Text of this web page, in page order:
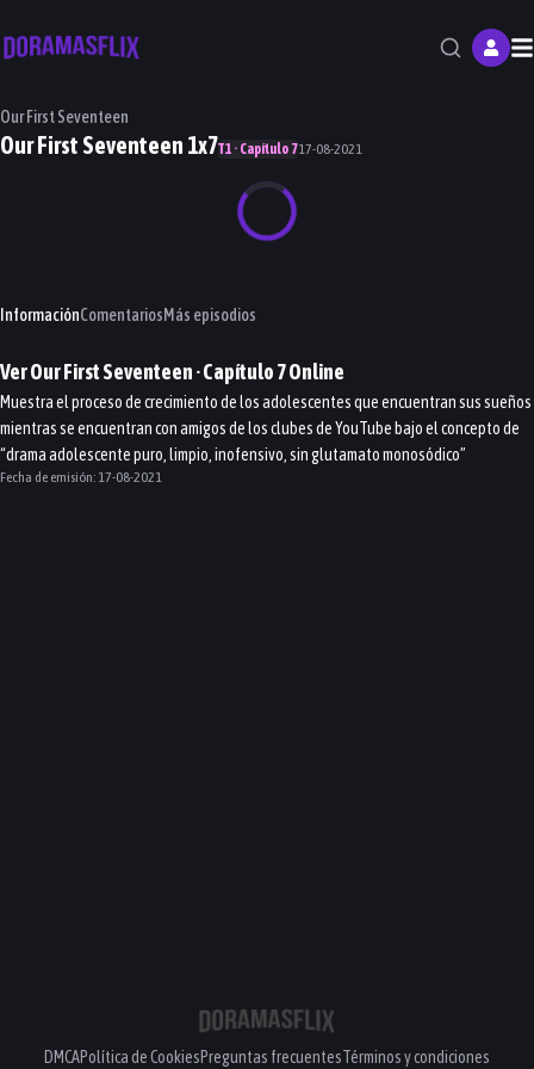
Our First Seventeen
Our First Seventeen 1x7T1 · Capítulo 717-08-2021
InformaciónComentariosMás episodios
VerOur First Seventeen· Capítulo7Online
Muestra el proceso de crecimiento de los adolescentes que encuentran sus sueños
mientras se encuentran con amigos de los clubes de YouTube bajo el concepto de
“drama adolescente puro, limpio, inofensivo, sin glutamato monosódico”
Fecha de emisión: 17-08-2021
DMCAPolítica de CookiesPreguntas frecuentesTérminos y condiciones